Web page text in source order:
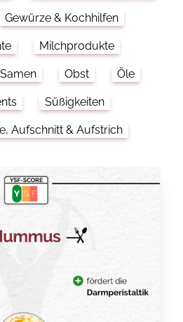
Gewürze & Kochhilfen
Milchprodukte
Obst Öle
Süßigkeiten
Aufschnitt & Aufstrich